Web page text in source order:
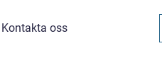
Kontakta oss